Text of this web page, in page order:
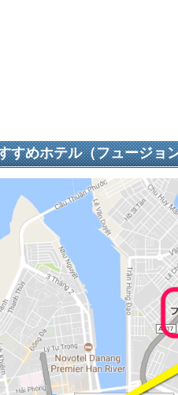
すめホテル（フュージョ